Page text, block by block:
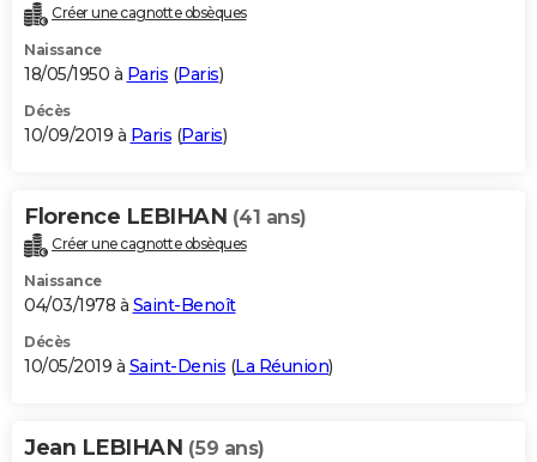
Créer une cagnotte obsèques
Naissance
18/05/1950 à Paris (Paris)
Décès
10/09/2019 à Paris (Paris)
Florence LEBIHAN (41 ans)
Créer une cagnotte obsèques
Naissance
04/03/1978 à Saint-Benoît
Décès
10/05/2019 à Saint-Denis (La Réunion)
Jean LEBIHAN (59 ans)